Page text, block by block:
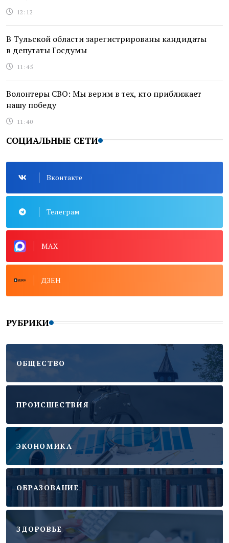
12:12
В Тульской области зарегистрированы кандидаты
в депутаты Госдумы
11:45
Волонтеры СВО: Мы верим в тех, кто приближает
нашу победу
11:40
СОЦИАЛЬНЫЕ СЕТИ
Вконтакте
Телеграм
MAX
ДЗЕН
РУБРИКИ
ОБЩЕСТВО
ПРОИСШЕСТВИЯ
ЭКОНОМИКА
ОБРАЗОВАНИЕ
ЗДОРОВЬЕ